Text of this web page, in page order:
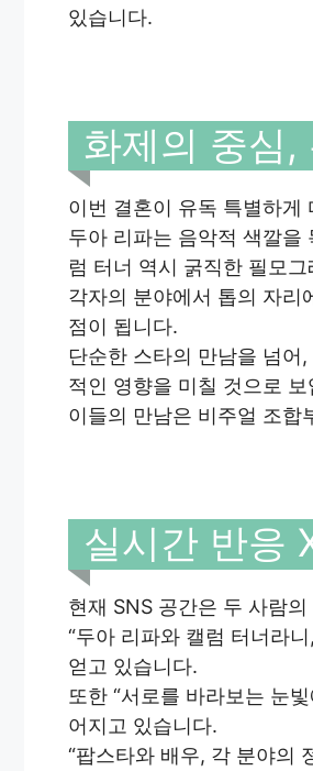
있습니다.
화제의 중심,
이번 결혼이 유독 특별하게
두아 리파는 음악적 색깔을
럼 터너 역시 굵직한 필모
각자의 분야에서 톱의 자리
점이 됩니다.
단순한 스타의 만남을 넘어
적인 영향을 미칠 것으로 보
이들의 만남은 비주얼 조합
실시간 반응
현재 SNS 공간은 두 사람
“두아 리파와 캘럼 터너라
얻고 있습니다.
또한 “서로를 바라보는 눈
어지고 있습니다.
“팝스타와 배우, 각 분야의